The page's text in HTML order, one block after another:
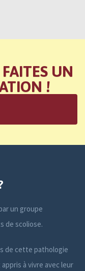
UN
!
un groupe
de scoliose.
de cette pathologie
à vivre avec leur